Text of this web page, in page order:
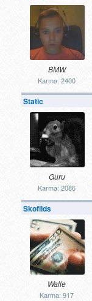
BMW
Karma: 2400
Static
Guru
Karma: 2086
Skofilds
Walle
Karma: 917